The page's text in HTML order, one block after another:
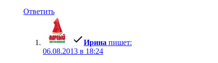
Ответить
Ирина пишет:
06.08.2013 в 18:24